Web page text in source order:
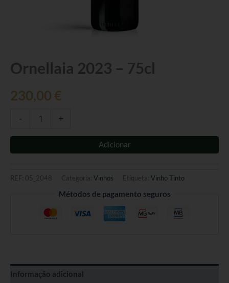
Ornellaia 2023 – 75cl
230,00 €
-
Quantidade
de
2023
+
Adicionar
REF: 05_2048 Categoria: Vinhos Etiqueta: Vinho Tinto
Métodos de pagamento seguros
Informação adicional